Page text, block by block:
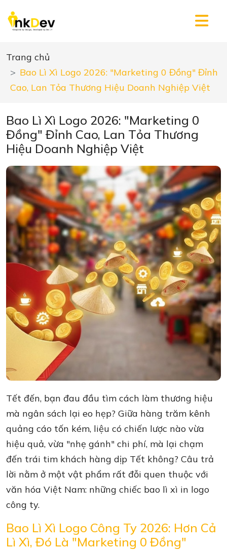
Trang chủ
Bao Lì Xì Logo 2026: "Marketing 0 Đồng" Đỉnh
Cao, Lan Tỏa Thương Hiệu Doanh Nghiệp Việt
Bao Lì Xì Logo 2026: "Marketing 0
Đồng" Đỉnh Cao, Lan Tỏa Thương
Hiệu Doanh Nghiệp Việt
Tết đến, bạn đau đầu tìm cách làm thương hiệu
mà ngân sách lại eo hẹp? Giữa hàng trăm kênh
quảng cáo tốn kém, liệu có chiến lược nào vừa
hiệu quả, vừa "nhẹ gánh" chi phí, mà lại chạm
đến trái tim khách hàng dịp Tết không? Câu trả
lời nằm ở một vật phẩm rất đỗi quen thuộc với
văn hóa Việt Nam: những chiếc bao lì xì in logo
công ty.
Bao Lì Xì Logo Công Ty 2026: Hơn Cả
Lì Xì, Đó Là "Marketing 0 Đồng"